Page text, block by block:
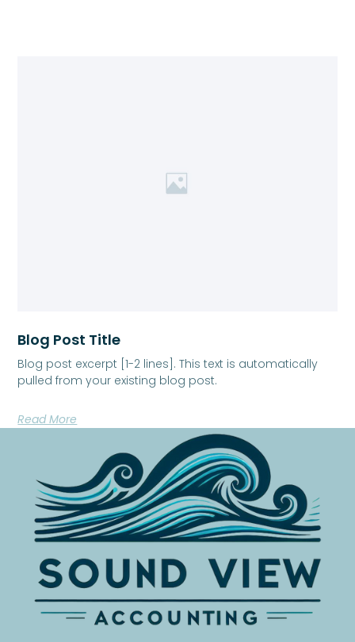
Blog Post Title
Blog post excerpt [1-2 lines]. This text is automatically
pulled from your existing blog post.
Read More